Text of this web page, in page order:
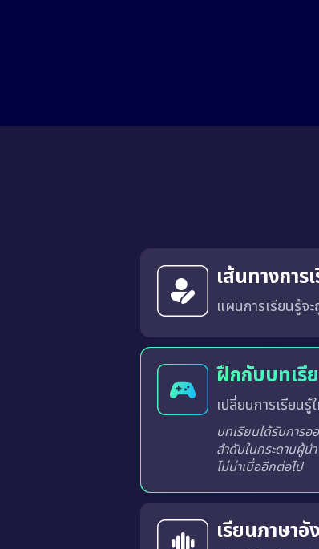
เส้นทางการ
แผนการเรียนรู้จ
ฝึกกับบทเรี
เปลี่ยนการเรียนรู้
บทเรียนได้รับการ
ลำดับในกระดานผู้น
ไม่น่าเบื่ออีกต่อไป
เรียนภาษา